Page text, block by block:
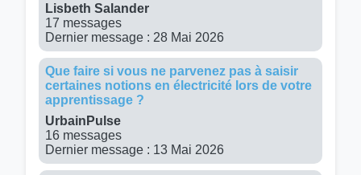
Lisbeth Salander
17 messages
Dernier message : 28 Mai 2026
Que faire si vous ne parvenez pas à saisir
certaines notions en électricité lors de votre
apprentissage ?
UrbainPulse
16 messages
Dernier message : 13 Mai 2026